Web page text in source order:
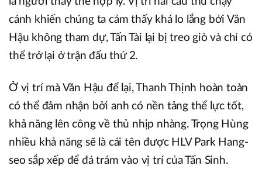
cánh khiến chúng ta cảm thấy khá lo lắng bởi Văn
Hậu không tham dự, Tấn Tài lại bị treo giò và chỉ có
thể trở lại ở trận đấu thứ 2.
Ở vị trí mà Văn Hậu để lại, Thanh Thịnh hoàn toàn
có thể đảm nhận bởi anh có nền tảng thể lực tốt,
khả năng lên công về thủ nhịp nhàng. Trọng Hùng
nhiều khả năng sẽ là cái tên được HLV Park Hang-
seo sắp xếp để đá trám vào vị trí của Tấn Sinh.